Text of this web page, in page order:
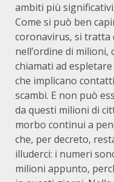
ambiti più significativi.
Come si può ben
coronavirus, si tratta
nell’ordine di
chiamati ad
che implicano
scambi. E non può
da questi milioni di
morbo continui a
che, per decreto,
illuderci: i numeri
milioni appunto,